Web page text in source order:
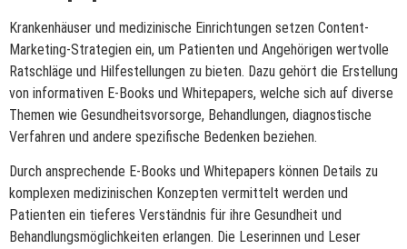
Krankenhäuser und medizinische Einrichtungen setzen Content-
Marketing-Strategien ein, um Patienten und Angehörigen wertvolle
Ratschläge und Hilfestellungen zu bieten. Dazu gehört die Erstellung
von informativen E-Books und Whitepapers, welche sich auf diverse
Themen wie Gesundheitsvorsorge, Behandlungen, diagnostische
Verfahren und andere spezifische Bedenken beziehen.
Durch ansprechende E-Books und Whitepapers können Details zu
komplexen medizinischen Konzepten vermittelt werden und
Patienten ein tieferes Verständnis für ihre Gesundheit und
Behandlungsmöglichkeiten erlangen. Die Leserinnen und Leser